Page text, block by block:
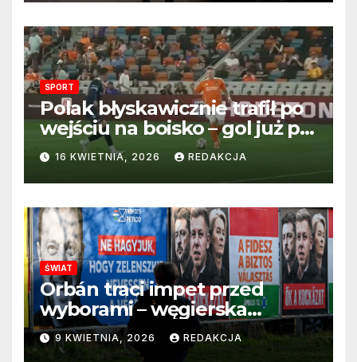
SPORT
Polak błyskawicznie trafił po
wejściu na boisko – gol już po
22 sekundach!
16 KWIETNIA, 2026 REDAKCJA
ŚWIAT
Orbán traci impet przed
wyborami – węgierska
propaganda przestaje
przekonywać
9 KWIETNIA, 2026 REDAKCJA